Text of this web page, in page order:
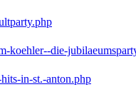
koehler--die-
in-st.-anton.php